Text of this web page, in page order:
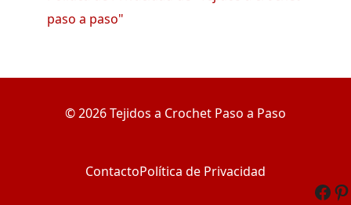
paso a paso"
© 2026 Tejidos a Crochet Paso a Paso
ContactoPolítica de Privacidad